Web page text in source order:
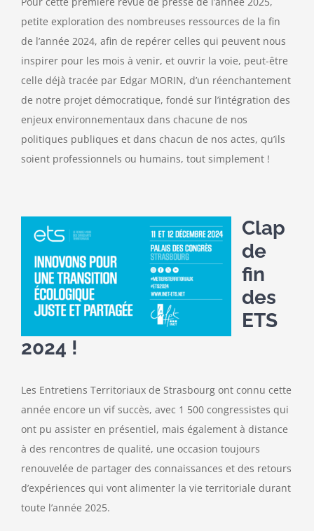
petite exploration des nombreuses ressources de la fin
de l’année 2024, afin de repérer celles qui peuvent nous
inspirer pour les mois à venir, et ouvrir la voie, peut-être
celle déjà tracée par Edgar MORIN, d’un réenchantement
de notre projet démocratique, fondé sur l’intégration des
enjeux environnementaux dans chacune de nos
politiques publiques et dans chacun de nos actes, qu’ils
soient professionnels ou humains, tout simplement !
Clap
de
fin
des
ETS
2024 !
Les Entretiens Territoriaux de Strasbourg ont connu cette
année encore un vif succès, avec 1 500 congressistes qui
ont pu assister en présentiel, mais également à distance
à des rencontres de qualité, une occasion toujours
renouvelée de partager des connaissances et des retours
d’expériences qui vont alimenter la vie territoriale durant
toute l’année 2025.